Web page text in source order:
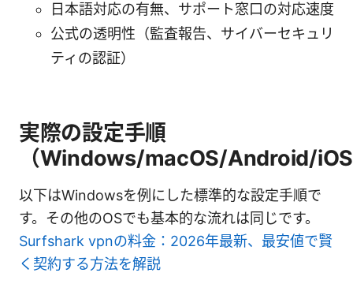
日本語対応の有無、サポート窓口の対応速度
公式の透明性（監査報告、サイバーセキュリ
ティの認証）
実際の設定手順
（Windows/macOS/Android/
以下はWindowsを例にした標準的な設定手順で
す。その他のOSでも基本的な流れは同じです。
Surfshark vpnの料金：2026年最新、最安値で賢
く契約する方法を解説